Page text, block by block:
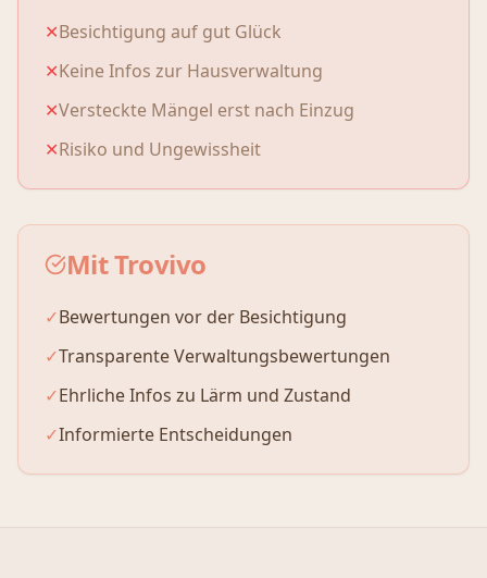
✕Besichtigung auf gut Glück
✕Keine Infos zur Hausverwaltung
✕Versteckte Mängel erst nach Einzug
✕Risiko und Ungewissheit
Mit Trovivo
✓Bewertungen vor der Besichtigung
✓Transparente Verwaltungsbewertungen
✓Ehrliche Infos zu Lärm und Zustand
✓Informierte Entscheidungen